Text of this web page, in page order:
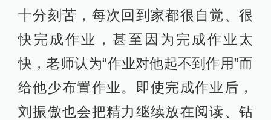
十分刻苦，每次回到家都很自觉、很
快完成作业，甚至因为完成作业太
快，老师认为“作业对他起不到作用”而
给他少布置作业。即使完成作业后，
刘振傲也会把精力继续放在阅读、钻